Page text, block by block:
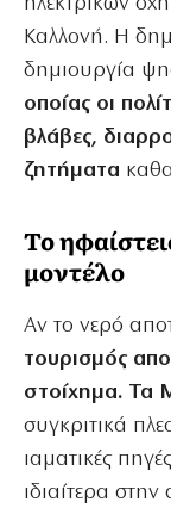
Καλλονή. Η
δημιουργία
οποίας οι
βλάβες,
ζητήματα
Το
μοντέλο
Αν το νερό
τουρισμός
στοίχημα. Τα
συγκριτικά
ιαματικές
ιδιαίτερα